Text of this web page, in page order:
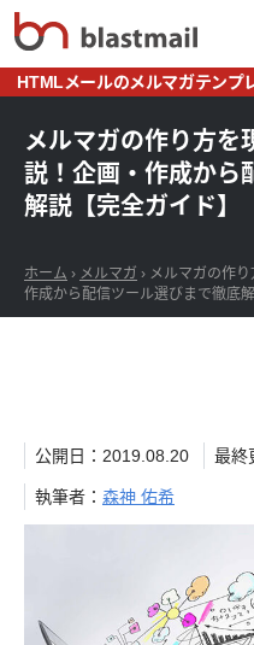
HTMLメールのメルマガテンプ
メルマガの作り方を
説！企画・作成から
解説【完全ガイド】
ホーム › メルマガ › メルマガの作
作成から配信ツール選びまで徹底
公開日：2019.08.20 最終
執筆者： 森神 佑希